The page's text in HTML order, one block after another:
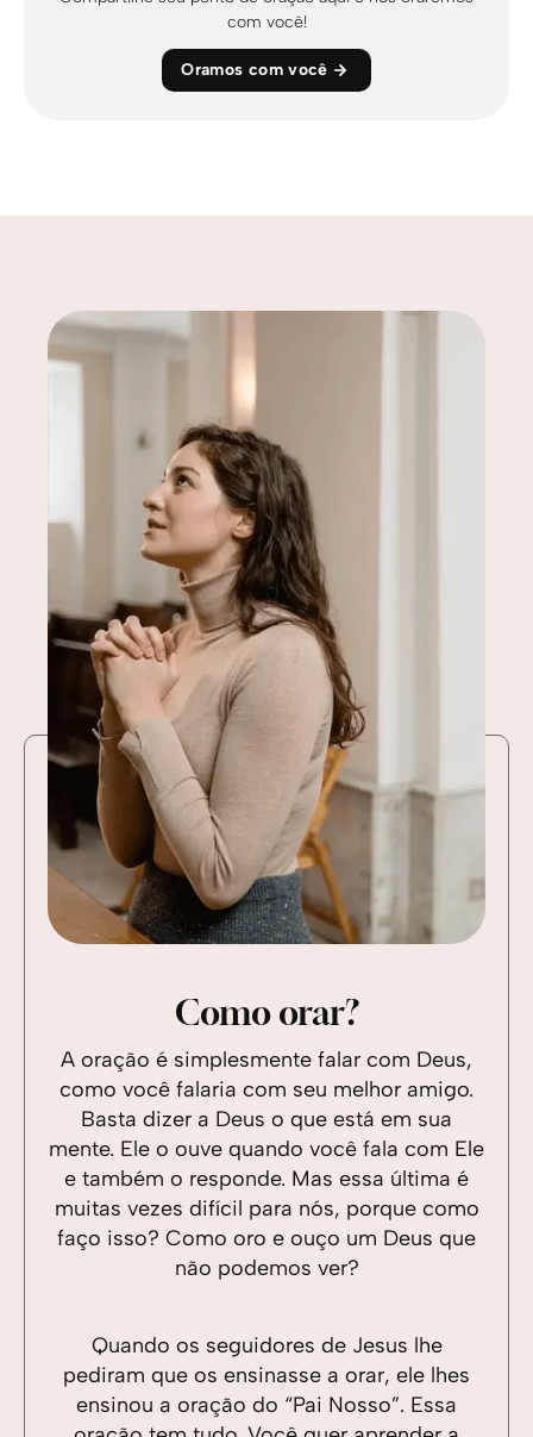
com você!
Oramos com você
Como orar?
A oração é simplesmente falar com Deus,
como você falaria com seu melhor amigo.
Basta dizer a Deus o que está em sua
mente. Ele o ouve quando você fala com Ele
e também o responde. Mas essa última é
muitas vezes difícil para nós, porque como
faço isso? Como oro e ouço um Deus que
não podemos ver?
Quando os seguidores de Jesus lhe
pediram que os ensinasse a orar, ele lhes
ensinou a oração do “Pai Nosso”. Essa